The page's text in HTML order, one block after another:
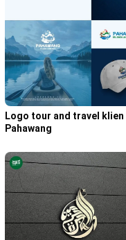
Logo tour and travel klien
Pahawang